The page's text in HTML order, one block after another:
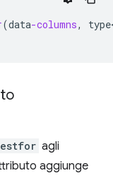
(data-columns,
agli
aggiunge